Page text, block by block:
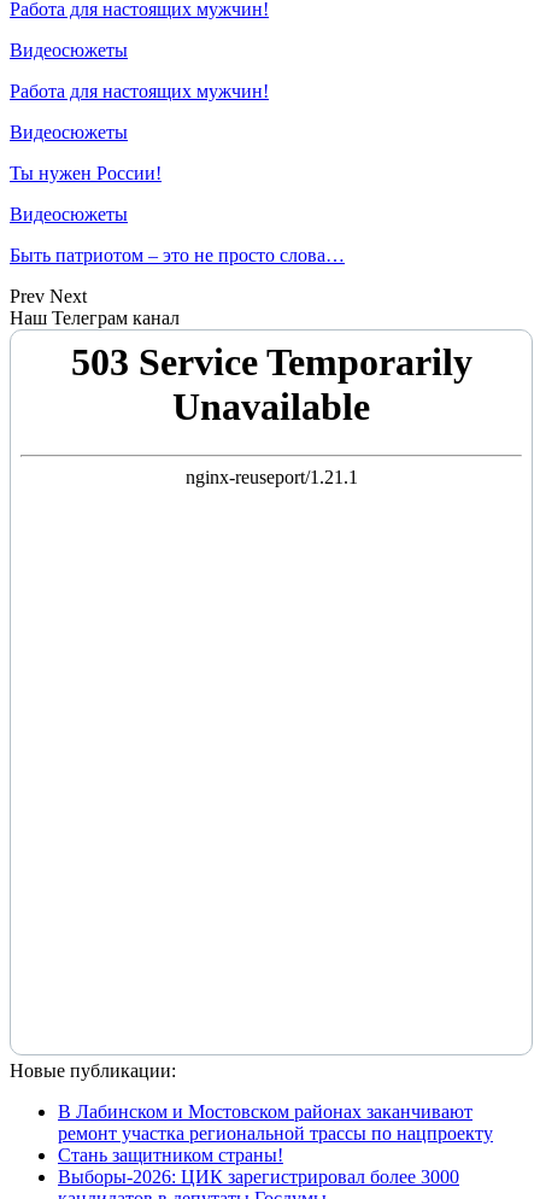
Работа для настоящих мужчин!
Видеосюжеты
Работа для настоящих мужчин!
Видеосюжеты
Ты нужен России!
Видеосюжеты
Быть патриотом – это не просто слова…
Prev Next
Наш Телеграм канал
Новые публикации:
В Лабинском и Мостовском районах заканчивают
ремонт участка региональной трассы по нацпроекту
Стань защитником страны!
Выборы-2026: ЦИК зарегистрировал более 3000